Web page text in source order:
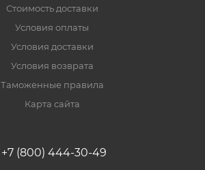
Стоимость доставки
Условия оплаты
Условия доставки
Условия возврата
Таможенные правила
Карта сайта
+7 (800) 444-30-49